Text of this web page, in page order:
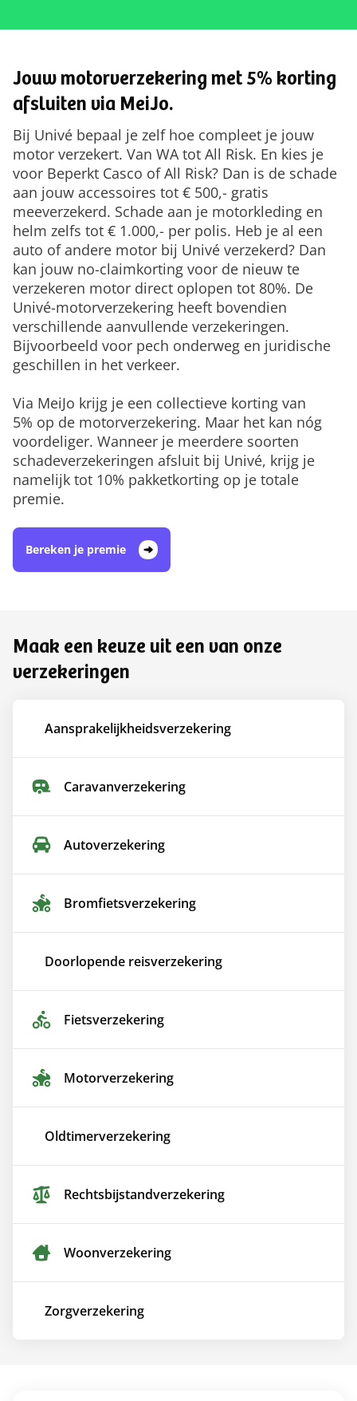
Jouw motorverzekering met 5% korting
afsluiten via MeiJo.
Bij Univé bepaal je zelf hoe compleet je jouw
motor verzekert. Van WA tot All Risk. En kies je
voor Beperkt Casco of All Risk? Dan is de schade
aan jouw accessoires tot € 500,- gratis
meeverzekerd. Schade aan je motorkleding en
helm zelfs tot € 1.000,- per polis. Heb je al een
auto of andere motor bij Univé verzekerd? Dan
kan jouw no-claimkorting voor de nieuw te
verzekeren motor direct oplopen tot 80%. De
Univé-motorverzekering heeft bovendien
verschillende aanvullende verzekeringen.
Bijvoorbeeld voor pech onderweg en juridische
geschillen in het verkeer.
Via MeiJo krijg je een collectieve korting van
5% op de motorverzekering. Maar het kan nóg
voordeliger. Wanneer je meerdere soorten
schadeverzekeringen afsluit bij Univé, krijg je
namelijk tot 10% pakketkorting op je totale
premie.
Bereken je premie
Maak een keuze uit een van onze
verzekeringen
Aansprakelijkheids­verzekering
Caravan­verzekering
Auto­verzekering
Bromfiets­verzekering
Doorlopende reis­verzekering
Fiets­verzekering
Motor­verzekering
Oldtimer­verzekering
Rechtsbijstand­verzekering
Woon­verzekering
Zorg­verzekering